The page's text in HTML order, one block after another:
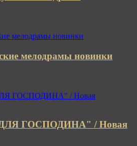
мелодрамы новинки
ГОСПОДИНА" / Новая